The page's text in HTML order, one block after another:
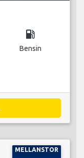
local_gas_station
Bensin
MELLANSTOR